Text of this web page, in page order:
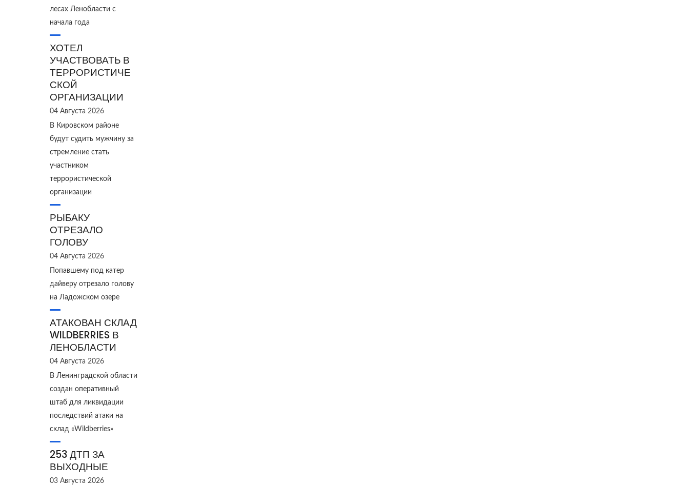
лесах Ленобласти с
начала года
ХОТЕЛ
УЧАСТВОВАТЬ В
ТЕРРОРИСТИЧЕ
СКОЙ
ОРГАНИЗАЦИИ
04 Августа 2026
В Кировском районе
будут судить мужчину за
стремление стать
участником
террористической
организации
РЫБАКУ
ОТРЕЗАЛО
ГОЛОВУ
04 Августа 2026
Попавшему под катер
дайверу отрезало голову
на Ладожском озере
АТАКОВАН СКЛАД
WILDBERRIES В
ЛЕНОБЛАСТИ
04 Августа 2026
В Ленинградской области
создан оперативный
штаб для ликвидации
последствий атаки на
склад «Wildberries»
253 ДТП ЗА
ВЫХОДНЫЕ
03 Августа 2026